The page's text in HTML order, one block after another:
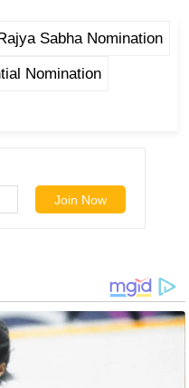
Rajya Sabha Nomination
Nomination